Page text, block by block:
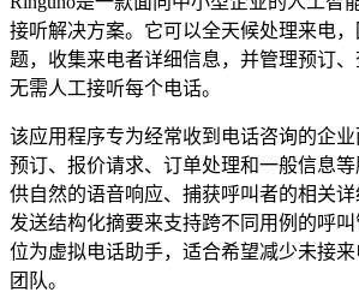
接听解决方案。它可以全天候处理来电
题，收集来电者详细信息，并管理预订
无需人工接听每个电话。
该应用程序专为经常收到电话咨询的企业
预订、报价请求、订单处理和一般信息
供自然的语音响应、捕获呼叫者的相关
发送结构化摘要来支持跨不同用例的呼叫
位为虚拟电话助手，适合希望减少未接
团队。